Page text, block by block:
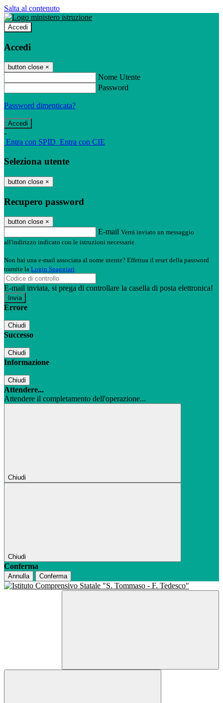
Salta al contenuto
Accedi
Accedi
button close ×
Nome Utente
Password
Password dimenticata?
-
Entra con SPID Entra con CIE
Seleziona utente
button close ×
Recupero password
button close ×
E-mail Verrà inviato un messaggio
all'indirizzo indicato con le istruzioni necessarie.
Non hai una e-mail associata al nome utente? Effettua il reset della password
tramite la Login Spaggiari
E-mail inviata, si prega di controllare la casella di posta elettronica!
Errore
Chiudi
Successo
Chiudi
Informazione
Chiudi
Attendere...
Attendere il completamento dell'operazione...
Chiudi
Chiudi
Conferma
Annulla Conferma